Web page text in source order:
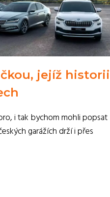
jejíž historii
i tak bychom mohli popsat
garážích drží i přes